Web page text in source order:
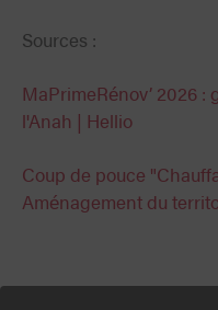
Sources :
MaPrimeRénov’ 2026
l'Anah | Hellio
Coup de pouce
Aménagement du